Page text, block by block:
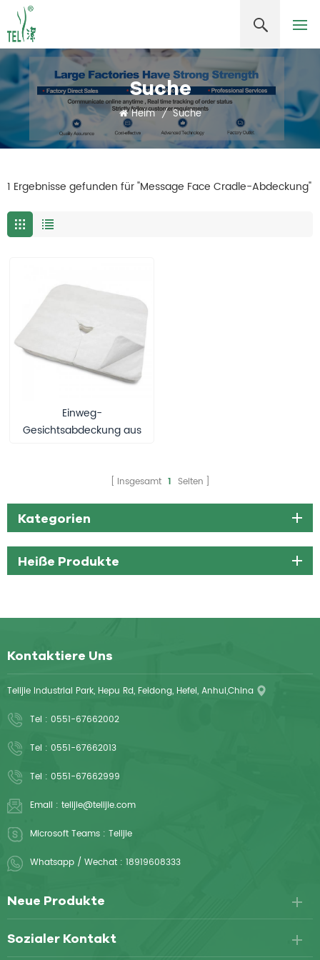
Suche
Heim / Suche
1 Ergebnisse gefunden für "Message Face Cradle-Abdeckung"
Einweg-
Gesichtsabdeckung aus
Insgesamt 1 Seiten
Kategorien
Heiße Produkte
Kontaktiere Uns
Telijie Industrial Park, Hepu Rd, Feidong, Hefei, Anhui,China
Tel : 0551-67662002
Tel : 0551-67662013
Tel : 0551-67662999
Email : telijie@telijie.com
Microsoft Teams : Telijie
Whatsapp / Wechat : 18919608333
Neue Produkte
Sozialer Kontakt